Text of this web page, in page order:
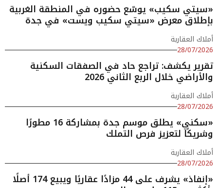
«سيتي سكيب» يوسّع حضوره في المنطقة الغربية
بإطلاق معرض «سيتي سكيب ويست» في جدة
أملاك العقارية
28/07/2026
تقرير يكشف: تراجع حاد في الصفقات السكنية
والأراضي خلال الربع الثاني 2026
أملاك العقارية
28/07/2026
«سكني» يطلق موسم جدة بمشاركة 16 مطورًا
وشريكًا لتعزيز فرص التملك
أملاك العقارية
28/07/2026
«إنفاذ» يشرف على 44 مزادًا عقاريًا ويبيع 174 أصلًا